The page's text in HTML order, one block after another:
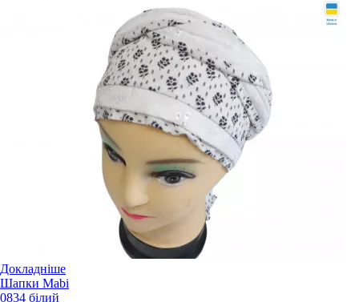
Докладніше
Шапки Mabi
0834 білий